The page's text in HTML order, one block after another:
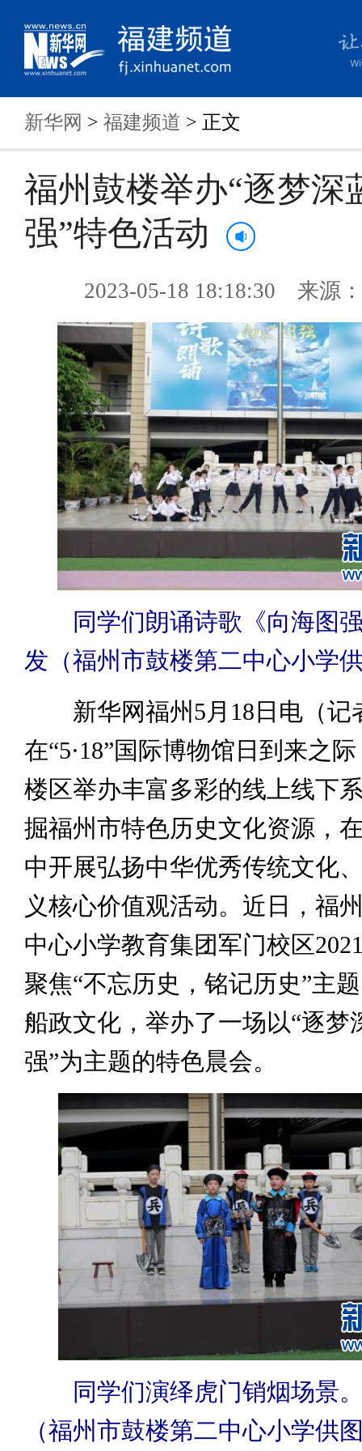
新华网 > 福建频道 > 正文
福州鼓楼举办“逐梦深
强”特色活动
2023-05-18 18:18:30 来源
同学们朗诵诗歌《向海图
发（福州市鼓楼第二中心小学
新华网福州5月18日电（记
在“5·18”国际博物馆日到来之
楼区举办丰富多彩的线上线下
掘福州市特色历史文化资源，
中开展弘扬中华优秀传统文化
义核心价值观活动。近日，福
中心小学教育集团军门校区
聚焦“不忘历史，铭记历史”主
船政文化，举办了一场以“逐梦
强”为主题的特色晨会。
同学们演绎虎门销烟场景。
（福州市鼓楼第二中心小学供